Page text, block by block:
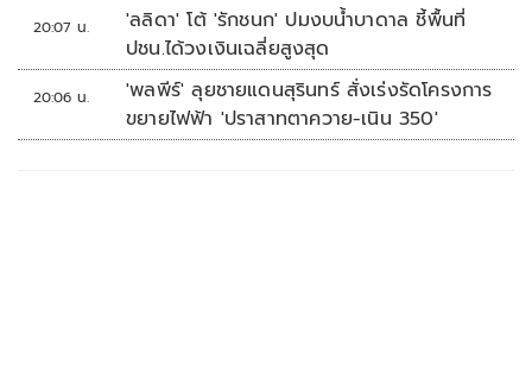
20:07 น.
'ลลิดา' โต้ 'รักชนก' ปมงบน้ำบาดาล ชี้พื้นที่
ปชน.ได้วงเงินเฉลี่ยสูงสุด
20:06 น.
'พลพีร์' ลุยชายแดนสุรินทร์ สั่งเร่งรัดโครงการ
ขยายไฟฟ้า 'ปราสาทตาควาย-เนิน 350'